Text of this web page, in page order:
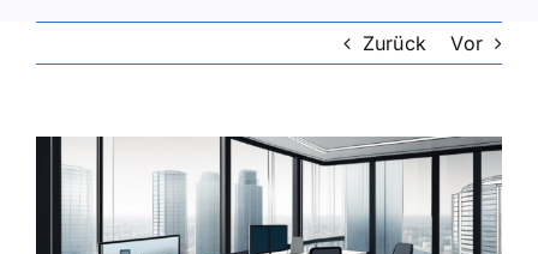
Zurück Vor
grösseres
Bild